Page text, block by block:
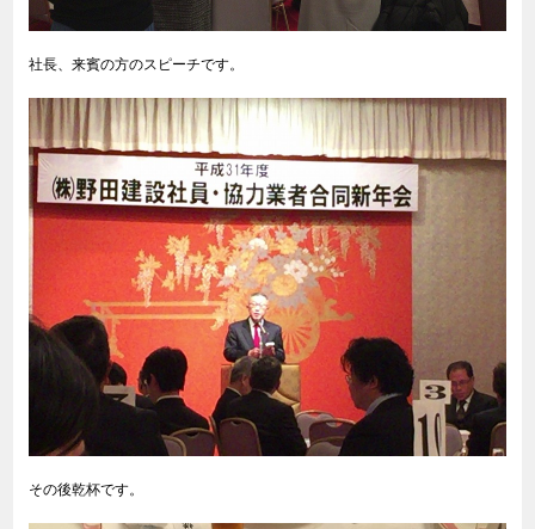
社長、来賓の方のスピーチです。
その後乾杯です。